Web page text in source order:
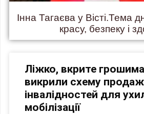
Інна Тагаєва у Вісті.Тема
красу, безпеку і
Ліжко, вкрите
викрили схему
інвалідностей для
мобілізації